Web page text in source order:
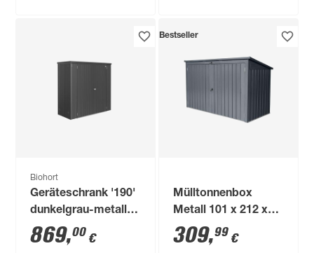
Biohort
Geräteschrank '190'
dunkelgrau-metallic
191 x 83 x 182,5 cm
869,00 €
Bestseller
Mülltonnenbox
Metall 101 x 212 x
134 cm
309,99 €